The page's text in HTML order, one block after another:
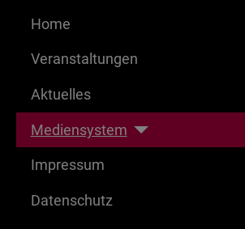
Home
Veranstaltungen
Aktuelles
Mediensystem
Impressum
Datenschutz